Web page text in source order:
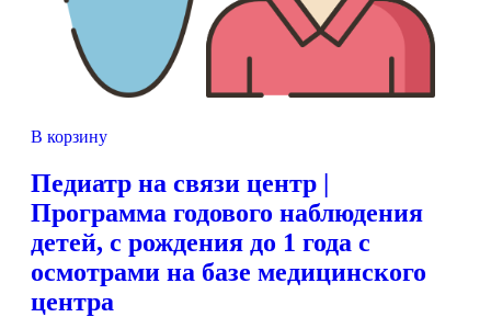
В корзину
Педиатр на связи центр |
Программа годового наблюдения
детей, с рождения до 1 года с
осмотрами на базе медицинского
центра